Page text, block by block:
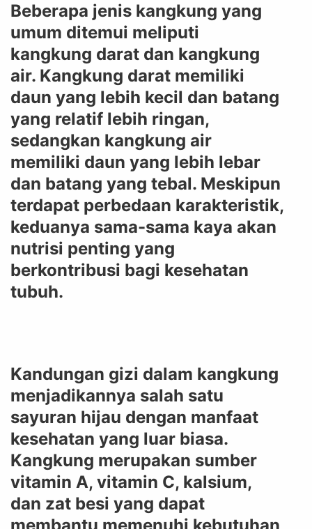
Beberapa jenis kangkung yang
umum ditemui meliputi
kangkung darat dan kangkung
air. Kangkung darat memiliki
daun yang lebih kecil dan batang
yang relatif lebih ringan,
sedangkan kangkung air
memiliki daun yang lebih lebar
dan batang yang tebal. Meskipun
terdapat perbedaan karakteristik,
keduanya sama-sama kaya akan
nutrisi penting yang
berkontribusi bagi kesehatan
tubuh.
Kandungan gizi dalam kangkung
menjadikannya salah satu
sayuran hijau dengan manfaat
kesehatan yang luar biasa.
Kangkung merupakan sumber
vitamin A, vitamin C, kalsium,
dan zat besi yang dapat
membantu memenuhi kebutuhan